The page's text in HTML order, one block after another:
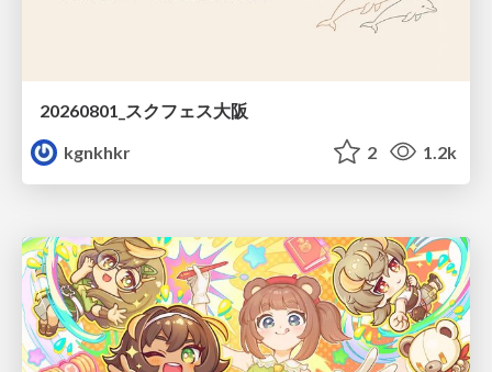
20260801_スクフェス大阪
kgnkhkr
2 1.2k